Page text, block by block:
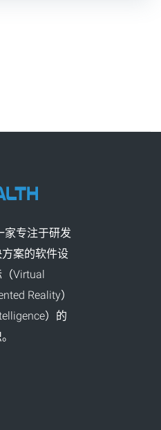
家专注于研发
案的软件设
Virtual
Reality）
）的